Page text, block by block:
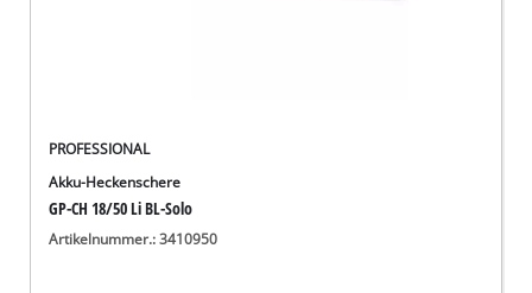
PROFESSIONAL
Akku-Heckenschere
GP-CH 18/50 Li BL-Solo
Artikelnummer.: 3410950